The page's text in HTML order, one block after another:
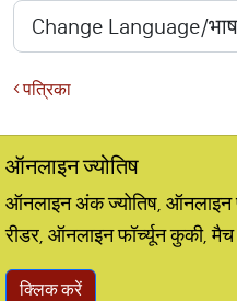
पत्रिका
ऑनलाइन ज्योतिष
ऑनलाइन अंक ज्योतिष, ऑनलाइन
रीडर, ऑनलाइन फॉर्च्यून कुकी,
क्लिक करें